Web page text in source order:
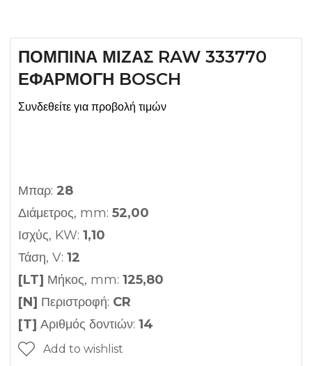
ΠΟΜΠΙΝΑ ΜΙΖΑΣ RAW 333770
ΕΦΑΡΜΟΓΗ BOSCH
Συνδεθείτε για προβολή τιμών
Μπαρ: 28
Διάμετρος, mm: 52,00
Ισχύς, KW: 1,10
Τάση, V: 12
[LT] Μήκος, mm: 125,80
[N] Περιστροφή: CR
[T] Αριθμός δοντιών: 14
Add to wishlist